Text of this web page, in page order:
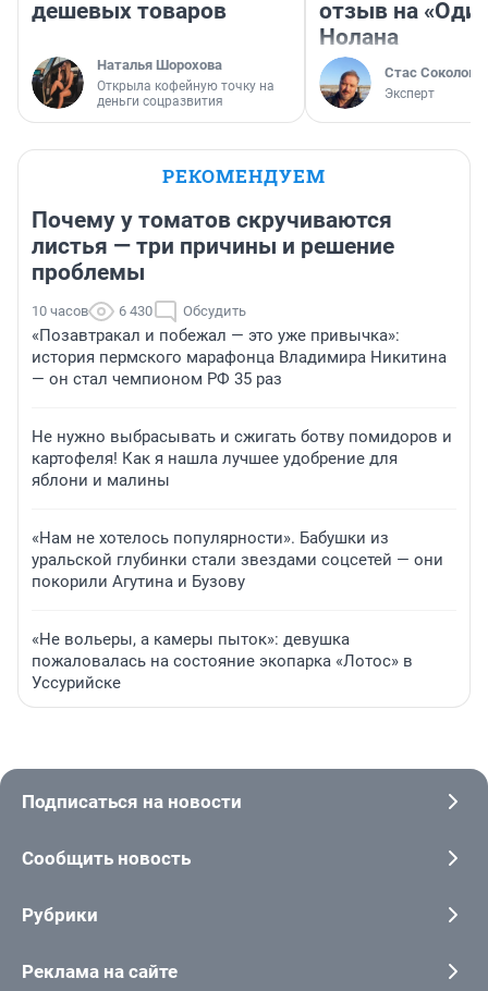
дешевых товаров
Наталья Шорохова
Открыла кофейную точку на
деньги соцразвития
отзыв на
Нолана
Стас Соколов
Эксперт
РЕКОМЕНДУЕМ
Почему у томатов скручиваются
листья — три причины и решение
проблемы
10 часов 6 430 Обсудить
«Позавтракал и побежал — это уже привычка»:
история пермского марафонца Владимира Никитина
— он стал чемпионом РФ 35 раз
Не нужно выбрасывать и сжигать ботву помидоров и
картофеля! Как я нашла лучшее удобрение для
яблони и малины
«Нам не хотелось популярности». Бабушки из
уральской глубинки стали звездами соцсетей — они
покорили Агутина и Бузову
«Не вольеры, а камеры пыток»: девушка
пожаловалась на состояние экопарка «Лотос» в
Уссурийске
Подписаться на новости
Сообщить новость
Рубрики
Реклама на сайте